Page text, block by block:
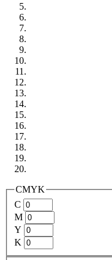
CMYK
C
M
Y
K